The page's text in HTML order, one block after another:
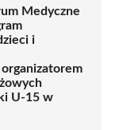
Medyczne
i
U-15 w